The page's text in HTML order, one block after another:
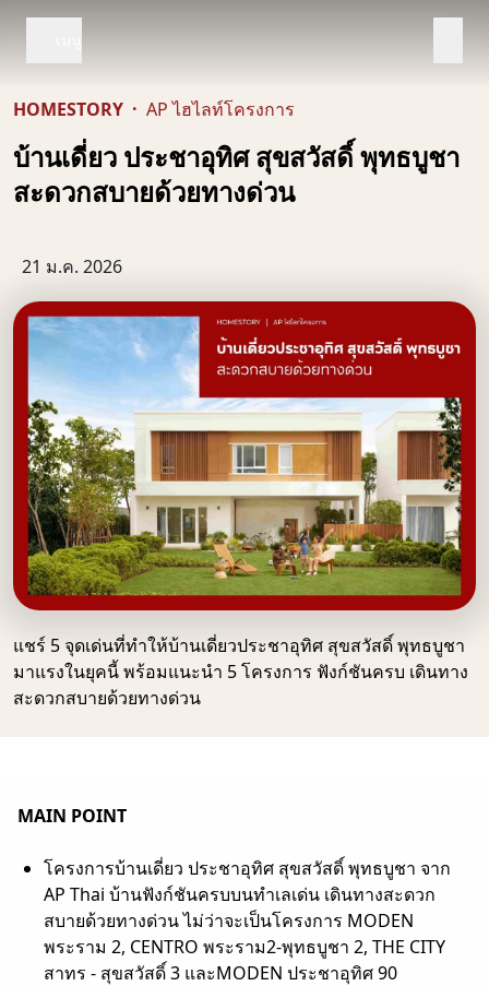
HOMESTORY · AP ไฮไลท์โครงการ
บ้านเดี่ยว ประชาอุทิศ สุขสวัสดิ์ พุทธบูชา
สะดวกสบายด้วยทางด่วน
21 ม.ค. 2026
แชร์ 5 จุดเด่นที่ทำให้บ้านเดี่ยวประชาอุทิศ สุขสวัสดิ์ พุทธบูชา
มาแรงในยุคนี้ พร้อมแนะนำ 5 โครงการ ฟังก์ชันครบ เดินทาง
สะดวกสบายด้วยทางด่วน
MAIN POINT
โครงการบ้านเดี่ยว ประชาอุทิศ สุขสวัสดิ์ พุทธบูชา จาก
AP Thai บ้านฟังก์ชันครบบนทำเลเด่น เดินทางสะดวก
สบายด้วยทางด่วน ไม่ว่าจะเป็นโครงการ MODEN
พระราม 2, CENTRO พระราม2-พุทธบูชา 2, THE CITY
สาทร - สุขสวัสดิ์ 3 และMODEN ประชาอุทิศ 90